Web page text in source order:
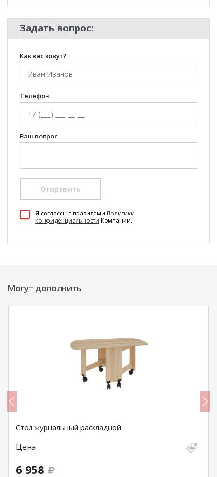
Задать вопрос:
Как вас зовут?
Телефон
Ваш вопрос
Отправить
Я согласен c правилами Политики
конфиденциальности Компании.
Могут дополнить
Стол журнальный раскладной
Цена
6 958